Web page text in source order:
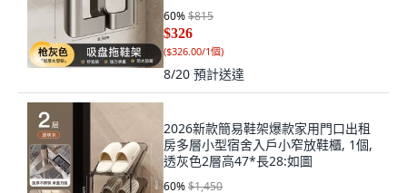
60%$815
$326
($326.00/1個)
8/20 預計送達
2026新款簡易鞋架爆款家用門口出租
房多層小型宿舍入戶小窄放鞋櫃, 1個,
透灰色2層高47*長28:如圖
60%$1,450